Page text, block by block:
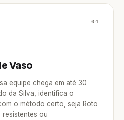
04
Vaso
equipe chega em até 30
da Silva, identifica o
o método certo, seja Roto
resistentes ou